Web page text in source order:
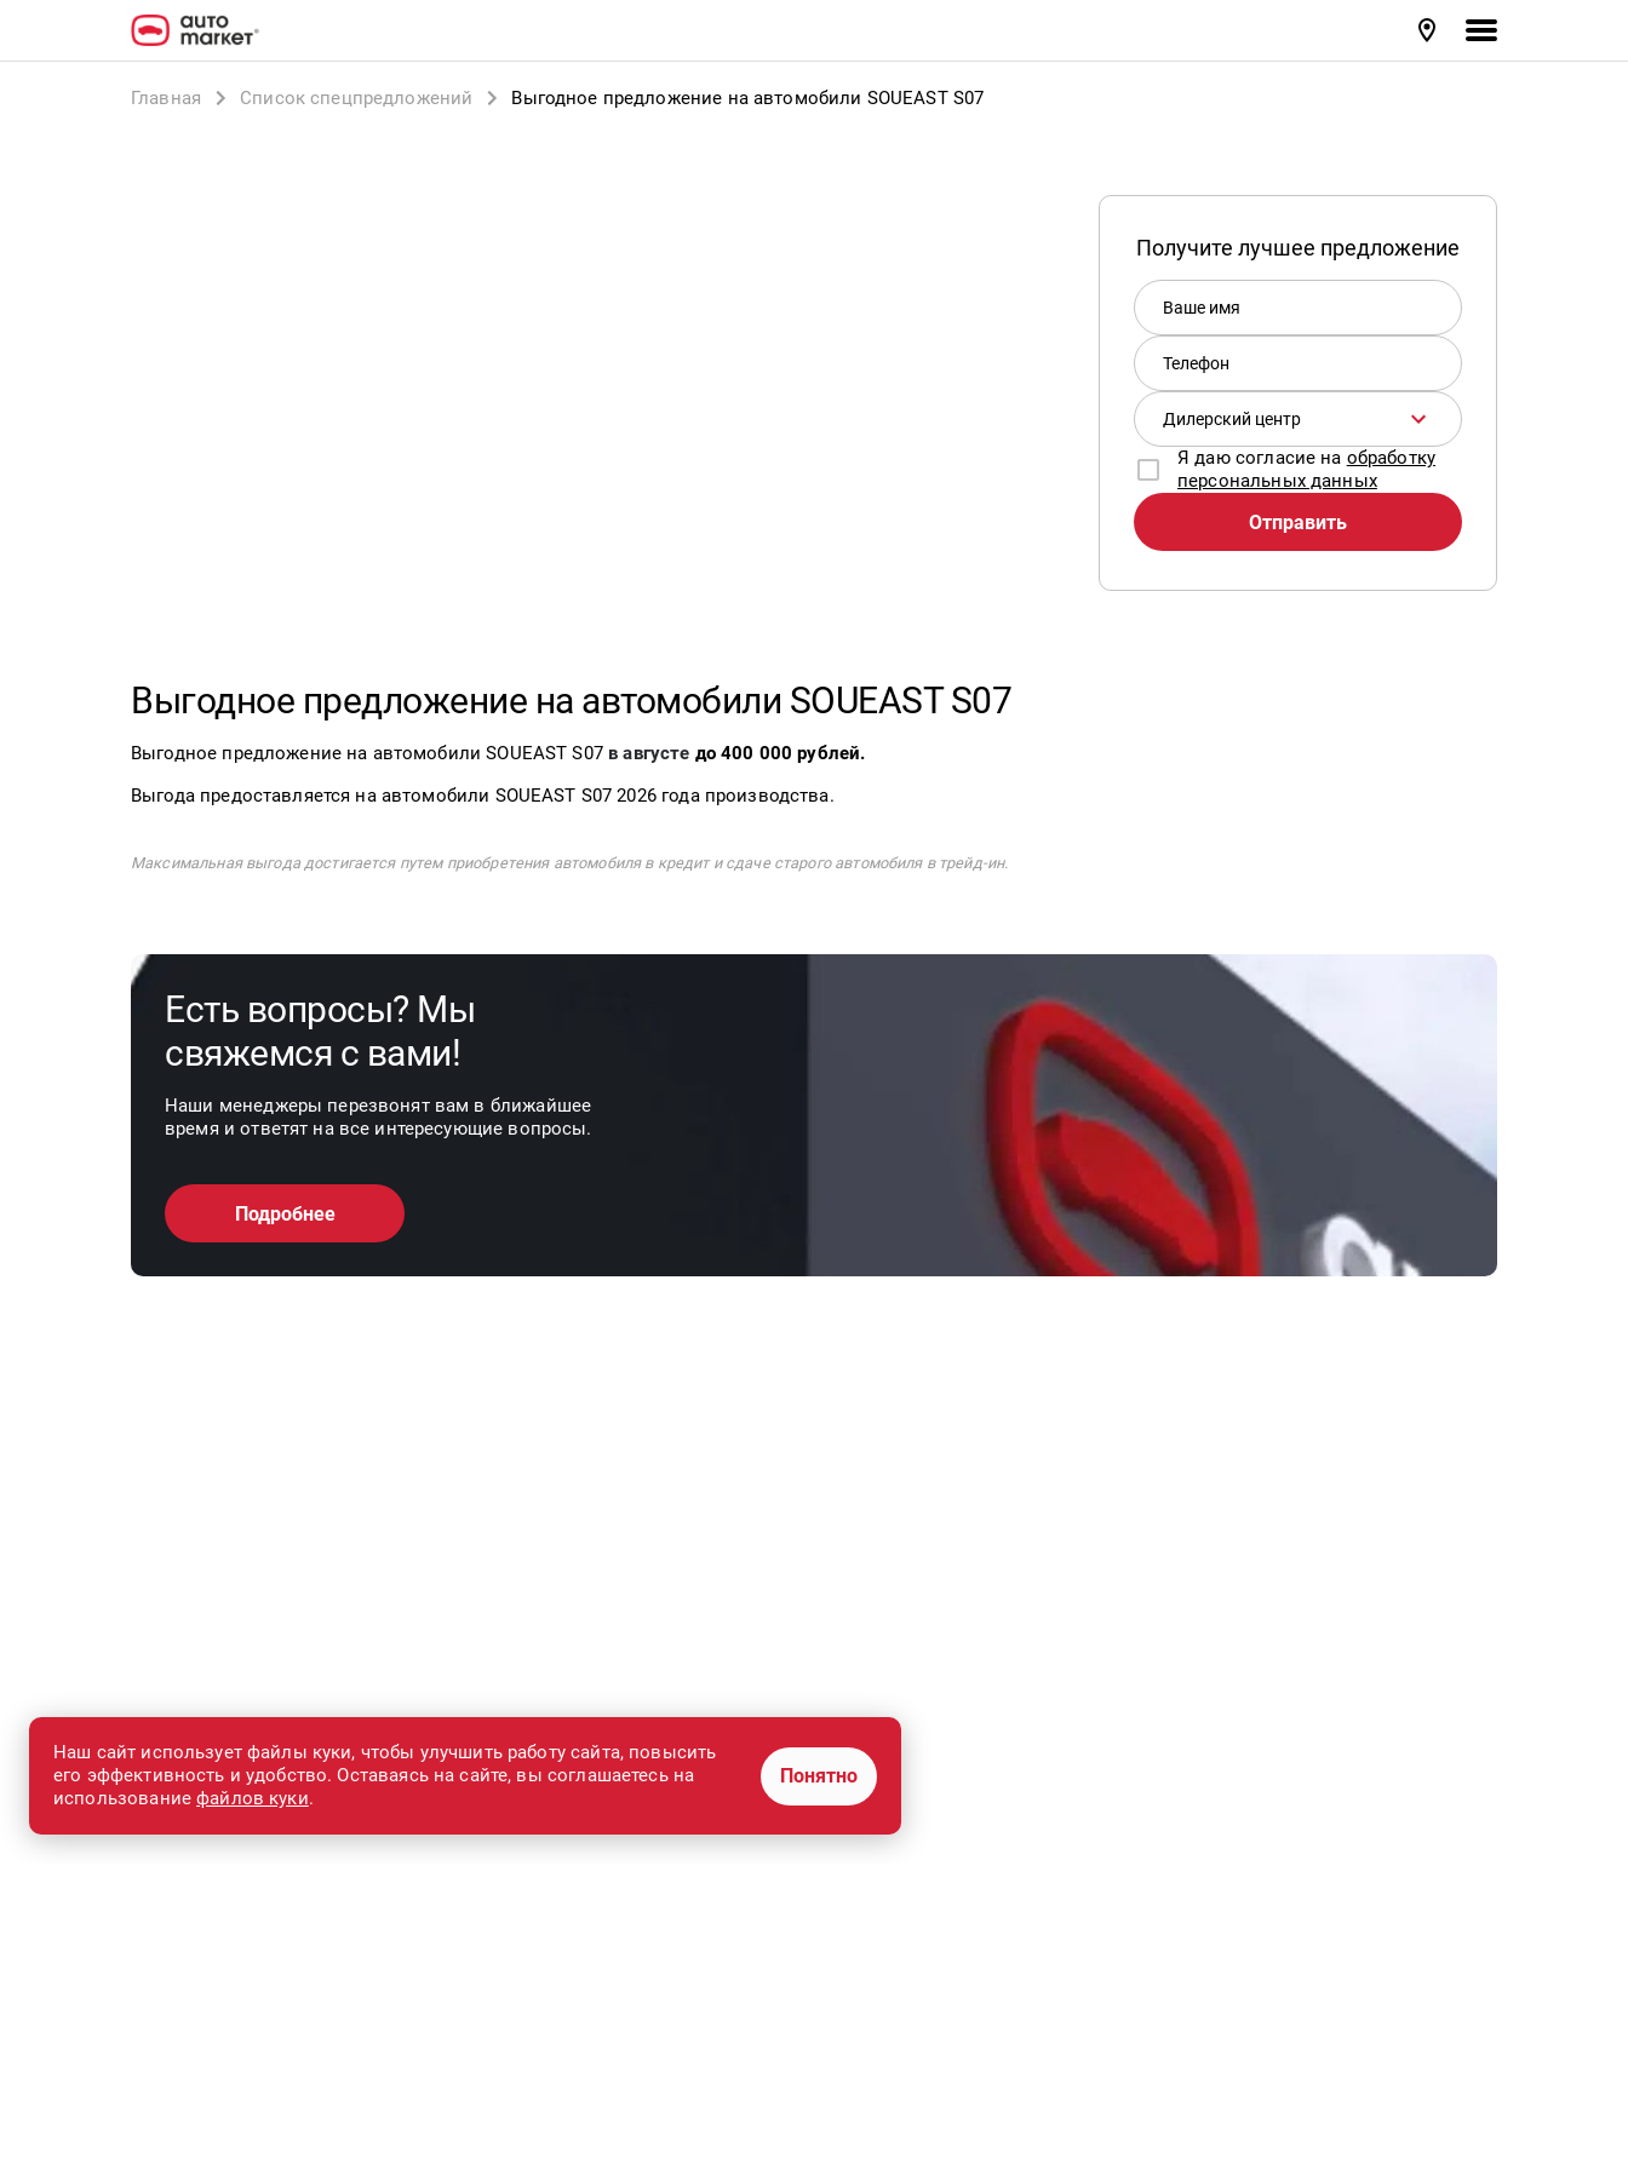
Главная Список спецпредложений Выгодное предложение на автомобили SOUEAST S07
Выгодное предложение на автомобили SOUEAST S07
Выгодное предложение на автомобили SOUEAST S07 в августе до 400 000 рублей.
Выгода предоставляется на автомобили SOUEAST S07 2026 года производства.
Получите лучшее предложение
Ваше имя
Телефон
Дилерский центр
Я даю согласие на обработку
персональных данных
Отправить
Максимальная выгода достигается путем приобретения автомобиля в кредит и сдаче старого автомобиля в трейд-ин.
Есть вопросы? Мы
свяжемся с вами!
Наши менеджеры перезвонят вам в ближайшее
время и ответят на все интересующие вопросы.
Подробнее
Наш сайт использует файлы куки, чтобы улучшить работу сайта, повысить
его эффективность и удобство. Оставаясь на сайте, вы соглашаетесь на
использованиефайлов куки.
Понятно